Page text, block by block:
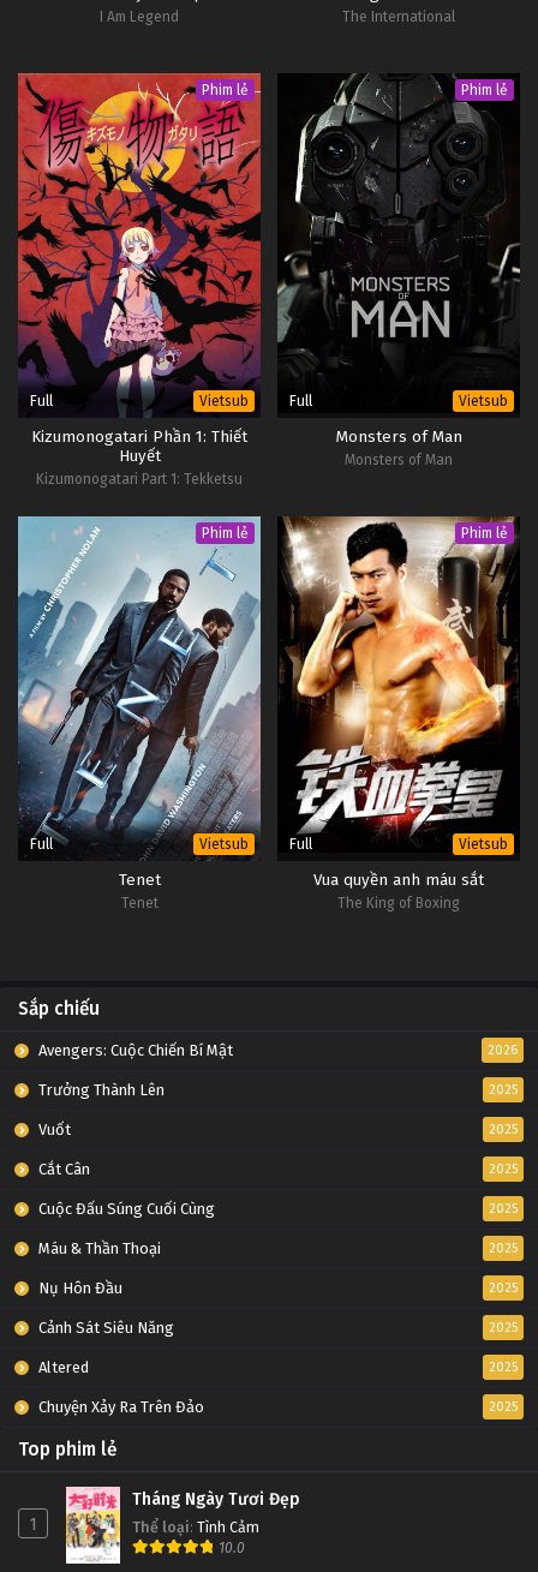
Tập 37
Đấu Phá Thương Khung Ngoại Truyện Tập 36
Tập 36
Đấu Phá Thương Khung Ngoại Truyện Tập 35
Tập 35
Đấu Phá Thương Khung Ngoại Truyện Tập 34
Tập 34
Đấu Phá Thương Khung Ngoại Truyện Tập 33
Tập 33
Đấu Phá Thương Khung Ngoại Truyện Tập 32
Đấu Phá Thương Khung Ngoại Truyện Tập 31
Tập 31
Đấu Phá Thương Khung Ngoại Truyện Tập 30
Tập 30
Đấu Phá Thương Khung Ngoại Truyện Tập 29
Tập 29
Đấu Phá Thương Khung Ngoại Truyện Tập 28
Đấu Phá Thương Khung Ngoại Truyện Tập 26
Tập 26
Đấu Phá Thương Khung Ngoại Truyện Tập 25
Đấu Phá Thương Khung Ngoại Truyện Tập 24
Đấu Phá Thương Khung Ngoại Truyện Tập 23
Tập 22
Đấu Phá Thương Khung Ngoại Truyện Tập 21
I Am Legend The International
Phim lẻ
Full Vietsub
Kizumonogatari Phần 1: Thiết
Huyết
Kizumonogatari Part 1: Tekketsu
Phim lẻ
Full Vietsub
Monsters of Man
Monsters of Man
Phim lẻ
Full Vietsub
Tenet
Tenet
Phim lẻ
Full Vietsub
Vua quyền anh máu sắt
The King of Boxing
Sắp chiếu
Avengers: Cuộc Chiến Bí Mật 2026
Trưởng Thành Lên 2025
Vuốt 2025
Cắt Cân 2025
Cuộc Đấu Súng Cuối Cùng 2025
Máu & Thần Thoại 2025
Nụ Hôn Đầu 2025
Cảnh Sát Siêu Năng 2025
Altered 2025
Chuyện Xảy Ra Trên Đảo 2025
Top phim lẻ
1
Tháng Ngày Tươi Đẹp
Thể loại: Tình Cảm
10.0